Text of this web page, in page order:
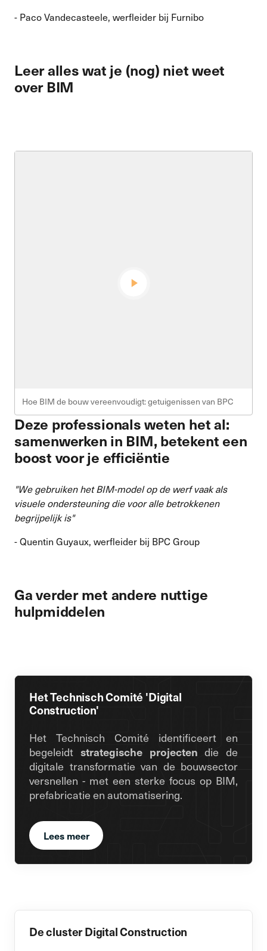
- Paco Vandecasteele, werfleider bij Furnibo
Leer alles wat je (nog) niet weet
over BIM
Hoe BIM de bouw vereenvoudigt: getuigenissen van BPC
Deze professionals weten het al:
samenwerken in BIM, betekent een
boost voor je efficiëntie
"We gebruiken het BIM-model op de werf vaak als
visuele ondersteuning die voor alle betrokkenen
begrijpelijk is"
- Quentin Guyaux, werfleider bij BPC Group
Ga verder met andere nuttige
hulpmiddelen
Het Technisch Comité 'Digital
Construction'
Het Technisch Comité identificeert en
begeleidt strategische projecten die de
digitale transformatie van de bouwsector
versnellen - met een sterke focus op BIM,
prefabricatie en automatisering.
Lees meer
De cluster Digital Construction